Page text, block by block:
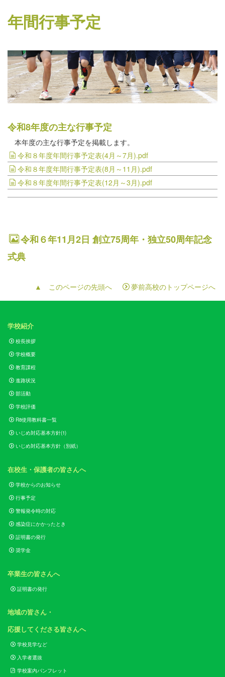
年間行事予定
令和8年度の主な行事予定
本年度の主な行事予定を掲載します。
令和８年度年間行事予定表(4月～7月).pdf
令和８年度年間行事予定表(8月～11月).pdf
令和８年度年間行事予定表(12月～3月).pdf
令和６年11月2日 創立75周年・独立50周年記念
式典
▲ このページの先頭へ 夢前高校のトップページへ
学校紹介
校長挨拶
学校概要
教育課程
進路状況
部活動
学校評価
R8使用教科書一覧
いじめ対応基本方針(1)
いじめ対応基本方針（別紙）
在校生・保護者の皆さんへ
学校からのお知らせ
行事予定
警報発令時の対応
感染症にかかったとき
証明書の発行
奨学金
卒業生の皆さんへ
証明書の発行
地域の皆さん・
応援してくださる皆さんへ
学校見学など
入学者選抜
学校案内パンフレット